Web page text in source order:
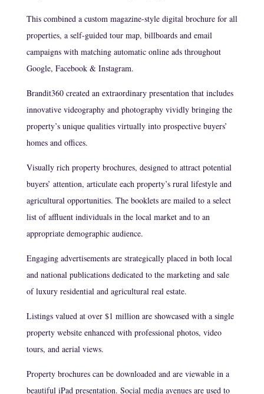
This combined a custom magazine-style digital brochure for all
properties, a self-guided tour map, billboards and email
campaigns with matching automatic online ads throughout
Google, Facebook & Instagram.
Brandit360 created an extraordinary presentation that includes
innovative videography and photography vividly bringing the
property’s unique qualities virtually into prospective buyers’
homes and offices.
Visually rich property brochures, designed to attract potential
buyers’ attention, articulate each property’s rural lifestyle and
agricultural opportunities. The booklets are mailed to a select
list of affluent individuals in the local market and to an
appropriate demographic audience.
Engaging advertisements are strategically placed in both local
and national publications dedicated to the marketing and sale
of luxury residential and agricultural real estate.
Listings valued at over $1 million are showcased with a single
property website enhanced with professional photos, video
tours, and aerial views.
Property brochures can be downloaded and are viewable in a
beautiful iPad presentation. Social media avenues are used to